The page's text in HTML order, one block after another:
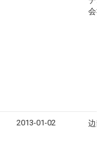
会社
2013-01-02 边静